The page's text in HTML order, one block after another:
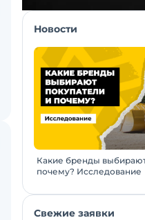
Новости
Какие бренды
почему? Исследование
Свежие заявки